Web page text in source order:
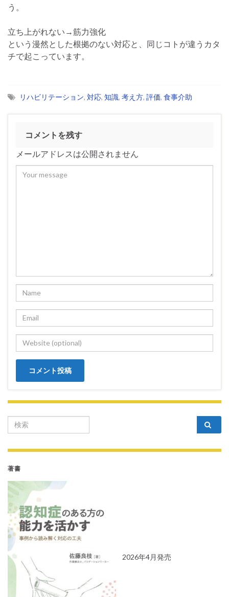
う。
立ち上がれない→筋力強化
という漫然とした根拠のない対応と、同じコトが違うカタ
チで起こっています。
リハビリテーション, 対応, 知識, 考え方, 評価, 食事介助
コメントを残す
メールアドレスは公開されません
Search for:
著書
2026年4月発売